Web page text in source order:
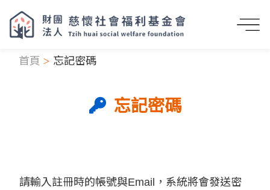
首頁 忘記密碼
忘記密碼
請輸入註冊時的帳號與Email，系統將會發送密